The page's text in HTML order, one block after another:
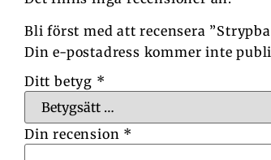
Bli först med att recensera
Din e-postadress kommer inte
Ditt betyg *
Din recension *